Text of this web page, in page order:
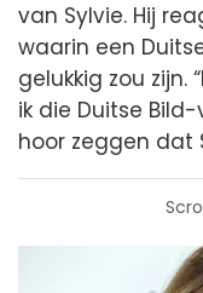
van Sylvie. Hij
waarin een
gelukkig zou zijn.
ik die Duitse
hoor zeggen dat